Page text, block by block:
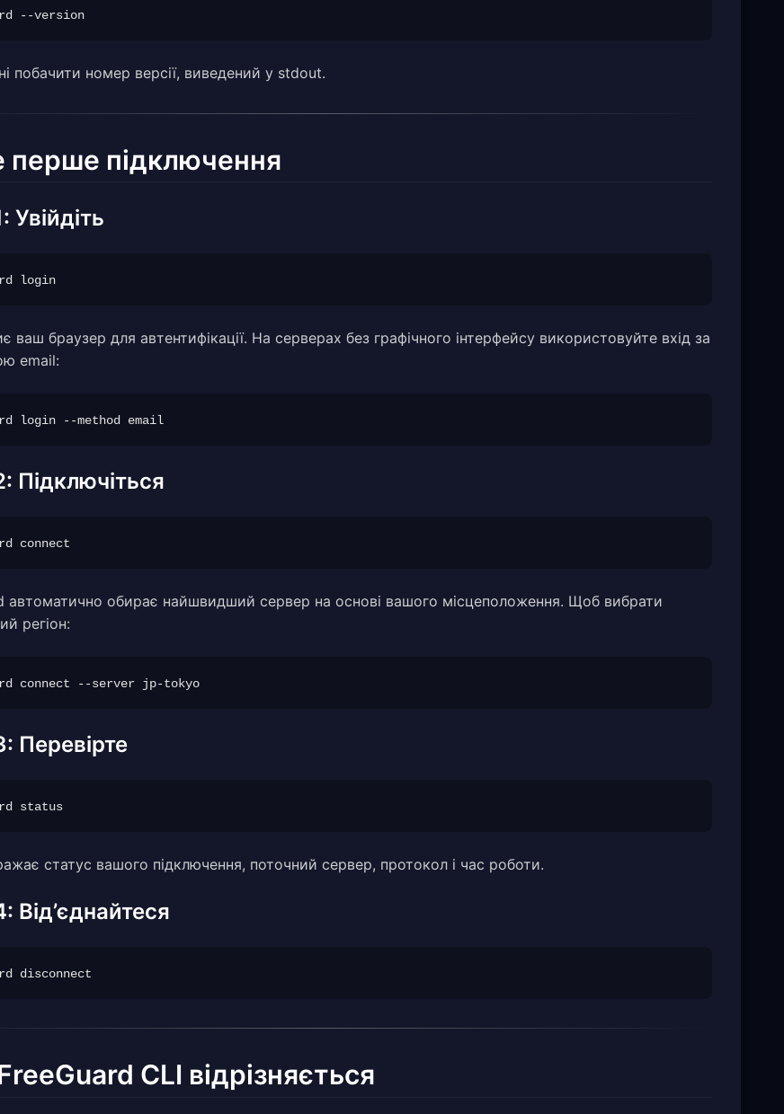
побачити номер версії, виведений у stdout.
перше підключення
Увійдіть
ваш браузер для автентифікації. На серверах без графічного інтерфейсу використовуйте вхід за
email:
Підключіться
автоматично обирає найшвидший сервер на основі вашого місцеположення. Щоб вибрати
регіон:
Перевірте
статус вашого підключення, поточний сервер, протокол і час роботи.
Від’єднайтеся
CLI відрізняється